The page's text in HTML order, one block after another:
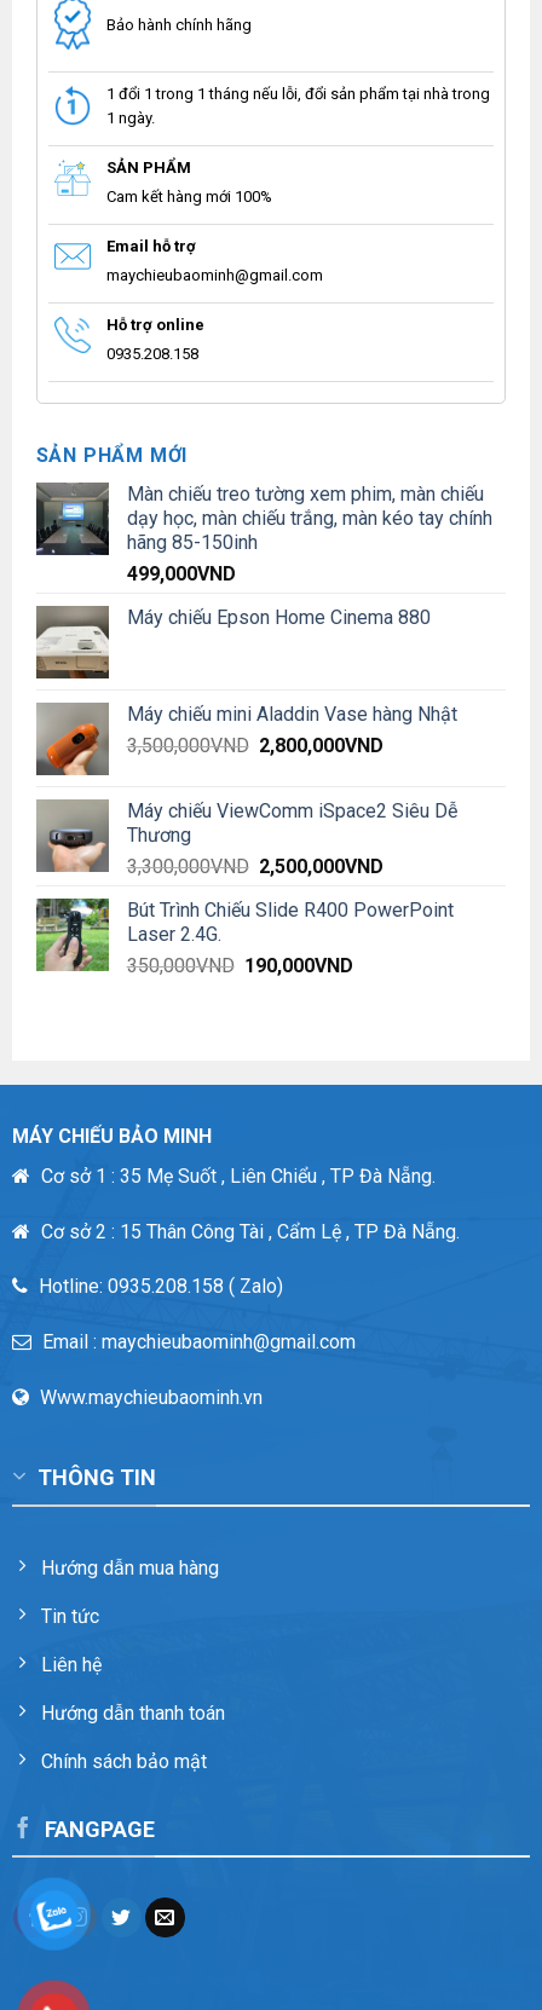
Bảo hành chính hãng
1 đổi 1 trong 1 tháng nếu lỗi, đổi sản phẩm tại nhà trong
1 ngày.
SẢN PHẨM
Cam kết hàng mới 100%
Email hỗ trợ
maychieubaominh@gmail.com
Hỗ trợ online
0935.208.158
SẢN PHẨM MỚI
Màn chiếu treo tường xem phim, màn chiếu
dạy học, màn chiếu trắng, màn kéo tay chính
hãng 85-150inh
499,000VND
Máy chiếu Epson Home Cinema 880
Máy chiếu mini Aladdin Vase hàng Nhật
3,500,000VND Original
3,500,000VND.
2,800,000VND
2,800,000VND.
Máy chiếu ViewComm iSpace2 Siêu Dễ
Thương
3,300,000VND Original
was:
2,500,000VND
is:
Bút Trình Chiếu Slide R400 PowerPoint
Laser 2.4G.
350,000VND Original
190,000VND
MÁY CHIẾU BẢO MINH
Cơ sở 1 : 35 Mẹ Suốt , Liên Chiểu , TP Đà Nẵng.
Cơ sở 2 : 15 Thân Công Tài , Cẩm Lệ , TP Đà Nẵng.
Hotline: 0935.208.158 ( Zalo)
Email : maychieubaominh@gmail.com
Www.maychieubaominh.vn
THÔNG TIN
Hướng dẫn mua hàng
Tin tức
Liên hệ
Hướng dẫn thanh toán
Chính sách bảo mật
FANGPAGE